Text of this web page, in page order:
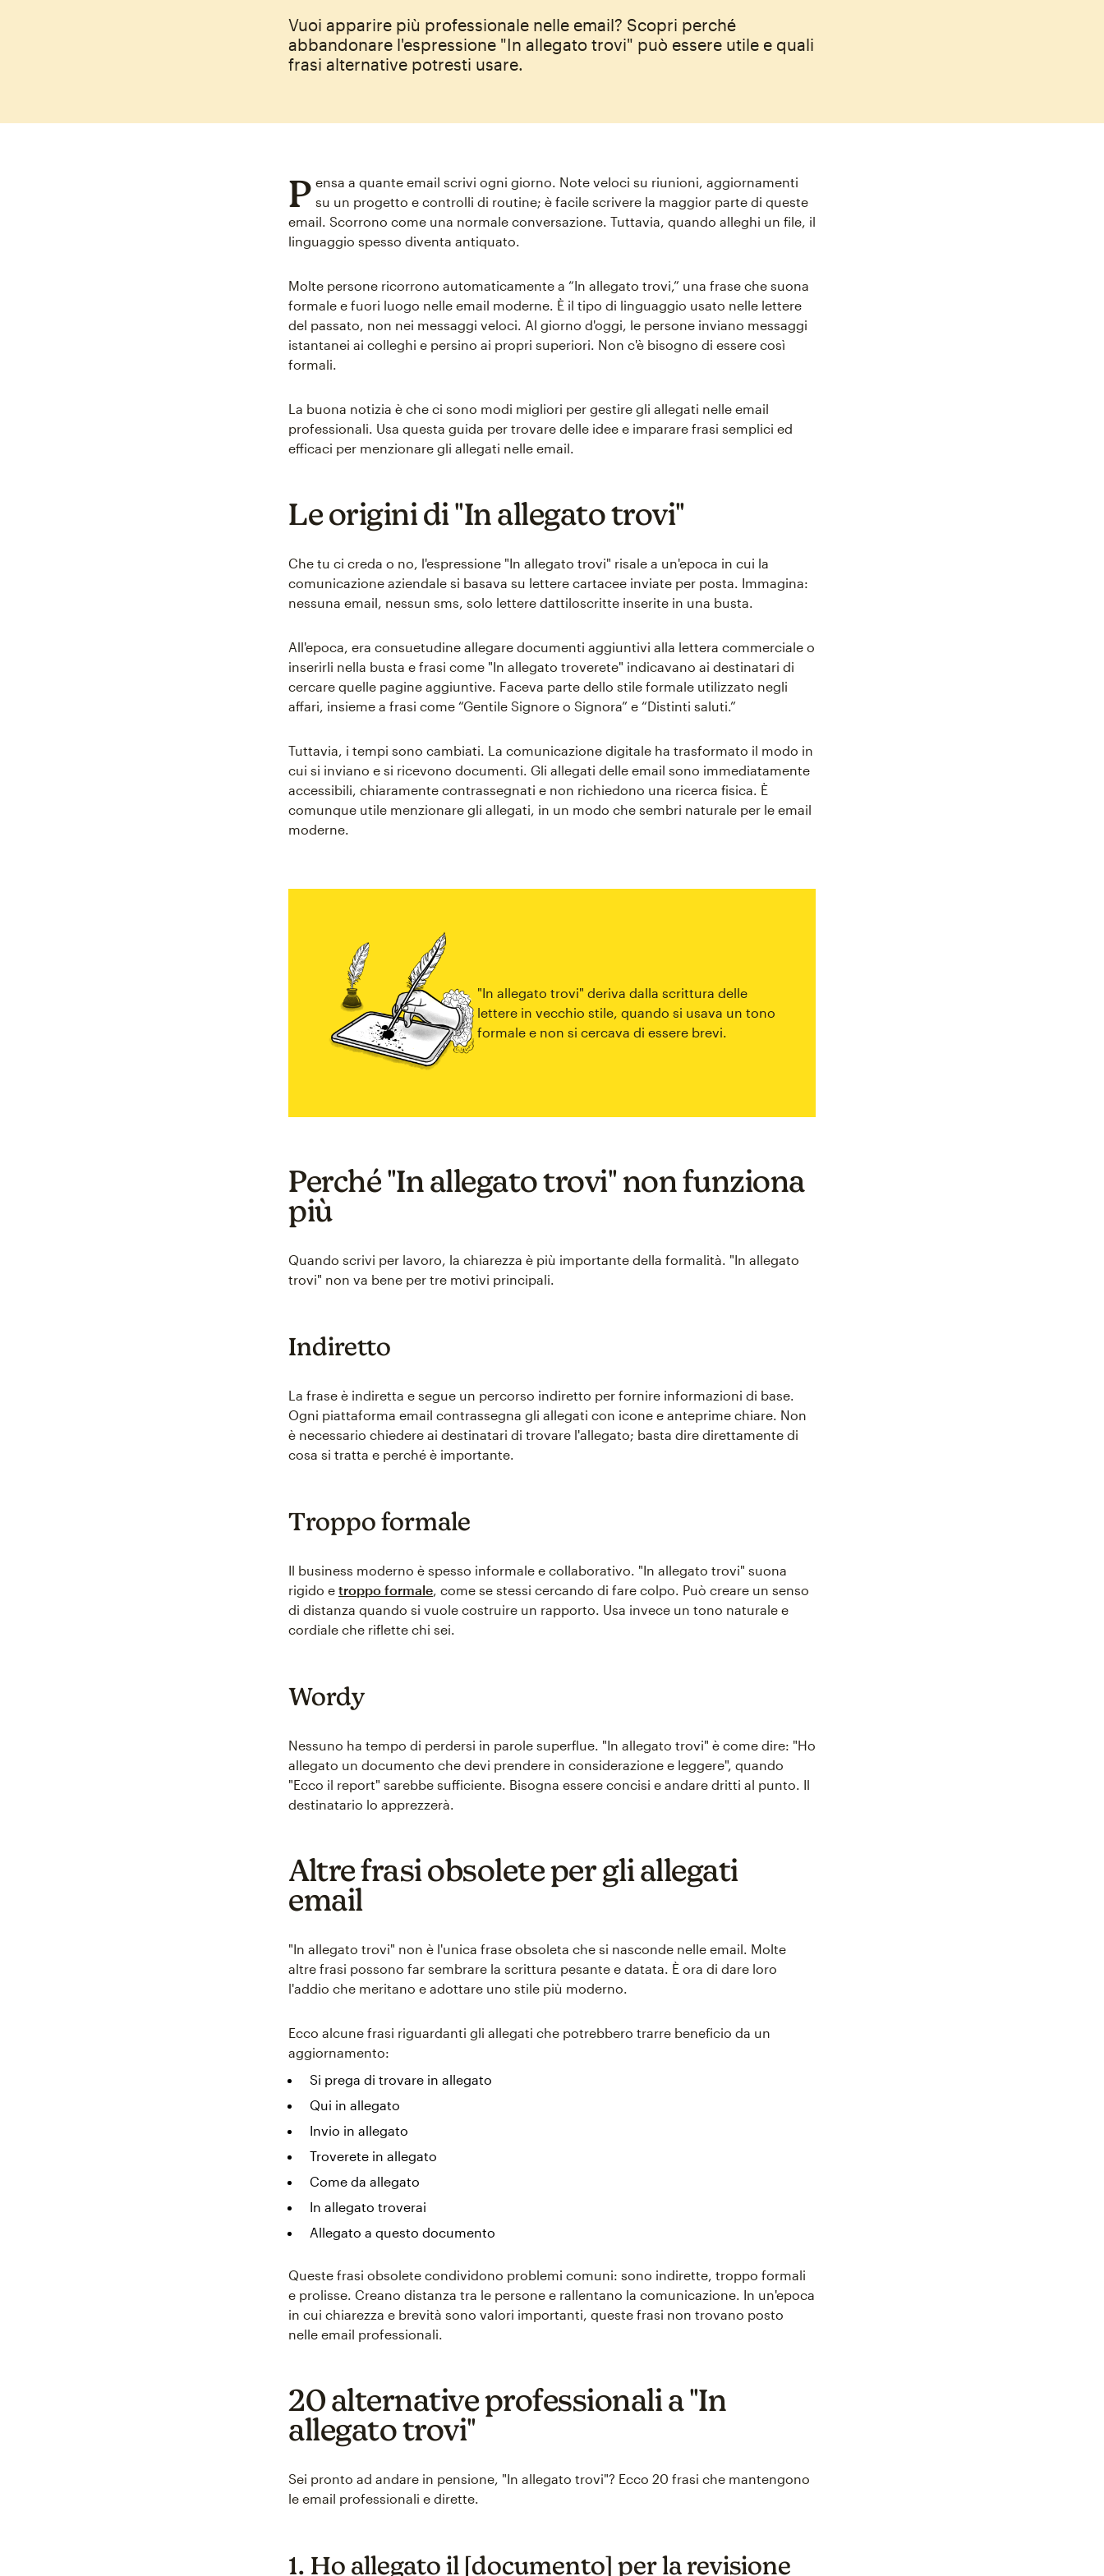
Vuoi apparire più professionale nelle email? Scopri perché
abbandonare l'espressione "In allegato trovi" può essere utile e quali
frasi alternative potresti usare.
P ensa a quante email scrivi ogni giorno. Note veloci su riunioni, aggiornamenti
su un progetto e controlli di routine; è facile scrivere la maggior parte di queste
email. Scorrono come una normale conversazione. Tuttavia, quando alleghi un file, il
linguaggio spesso diventa antiquato.
Molte persone ricorrono automaticamente a “In allegato trovi,” una frase che suona
formale e fuori luogo nelle email moderne. È il tipo di linguaggio usato nelle lettere
del passato, non nei messaggi veloci. Al giorno d'oggi, le persone inviano messaggi
istantanei ai colleghi e persino ai propri superiori. Non c'è bisogno di essere così
formali.
La buona notizia è che ci sono modi migliori per gestire gli allegati nelle email
professionali. Usa questa guida per trovare delle idee e imparare frasi semplici ed
efficaci per menzionare gli allegati nelle email.
Le origini di "In allegato trovi"
Che tu ci creda o no, l'espressione "In allegato trovi" risale a un'epoca in cui la
comunicazione aziendale si basava su lettere cartacee inviate per posta. Immagina:
nessuna email, nessun sms, solo lettere dattiloscritte inserite in una busta.
All'epoca, era consuetudine allegare documenti aggiuntivi alla lettera commerciale o
inserirli nella busta e frasi come "In allegato troverete" indicavano ai destinatari di
cercare quelle pagine aggiuntive. Faceva parte dello stile formale utilizzato negli
affari, insieme a frasi come “Gentile Signore o Signora” e “Distinti saluti.”
Tuttavia, i tempi sono cambiati. La comunicazione digitale ha trasformato il modo in
cui si inviano e si ricevono documenti. Gli allegati delle email sono immediatamente
accessibili, chiaramente contrassegnati e non richiedono una ricerca fisica. È
comunque utile menzionare gli allegati, in un modo che sembri naturale per le email
moderne.
"In allegato trovi" deriva dalla scrittura delle
lettere in vecchio stile, quando si usava un tono
formale e non si cercava di essere brevi.
Perché "In allegato trovi" non funziona
più
Quando scrivi per lavoro, la chiarezza è più importante della formalità. "In allegato
trovi" non va bene per tre motivi principali.
Indiretto
La frase è indiretta e segue un percorso indiretto per fornire informazioni di base.
Ogni piattaforma email contrassegna gli allegati con icone e anteprime chiare. Non
è necessario chiedere ai destinatari di trovare l'allegato; basta dire direttamente di
cosa si tratta e perché è importante.
Troppo formale
Il business moderno è spesso informale e collaborativo. "In allegato trovi" suona
rigido e troppo formale, come se stessi cercando di fare colpo. Può creare un senso
di distanza quando si vuole costruire un rapporto. Usa invece un tono naturale e
cordiale che riflette chi sei.
Wordy
Nessuno ha tempo di perdersi in parole superflue. "In allegato trovi" è come dire: "Ho
allegato un documento che devi prendere in considerazione e leggere", quando
"Ecco il report" sarebbe sufficiente. Bisogna essere concisi e andare dritti al punto. Il
destinatario lo apprezzerà.
Altre frasi obsolete per gli allegati
email
"In allegato trovi" non è l'unica frase obsoleta che si nasconde nelle email. Molte
altre frasi possono far sembrare la scrittura pesante e datata. È ora di dare loro
l'addio che meritano e adottare uno stile più moderno.
Ecco alcune frasi riguardanti gli allegati che potrebbero trarre beneficio da un
aggiornamento:
Si prega di trovare in allegato
Qui in allegato
Invio in allegato
Troverete in allegato
Come da allegato
In allegato troverai
Allegato a questo documento
Queste frasi obsolete condividono problemi comuni: sono indirette, troppo formali
e prolisse. Creano distanza tra le persone e rallentano la comunicazione. In un'epoca
in cui chiarezza e brevità sono valori importanti, queste frasi non trovano posto
nelle email professionali.
20 alternative professionali a "In
allegato trovi"
Sei pronto ad andare in pensione, "In allegato trovi"? Ecco 20 frasi che mantengono
le email professionali e dirette.
1. Ho allegato il [documento] per la revisione